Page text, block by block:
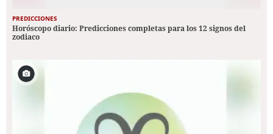
PREDICCIONES
Horóscopo diario: Predicciones completas para los 12 signos del
zodiaco